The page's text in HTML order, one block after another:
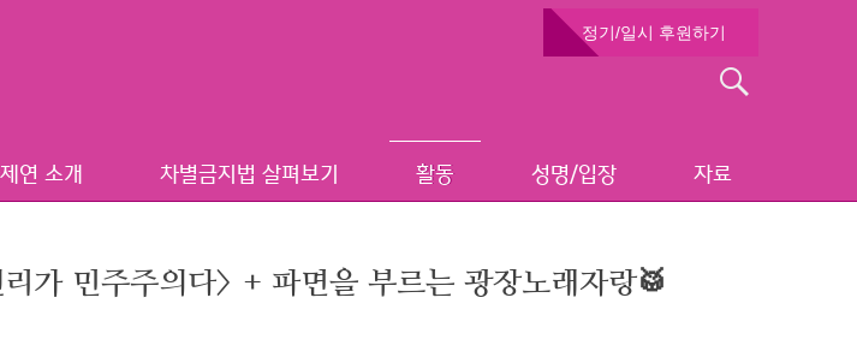
정기/일시 후원하기
연 소개 차별금지법 살펴보기 활동 성명/입장 자료
가 민주주의다> + 파면을 부르는 광장노래자랑🥁